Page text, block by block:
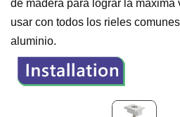
de madera para lograr la
usar con todos los rieles
aluminio.